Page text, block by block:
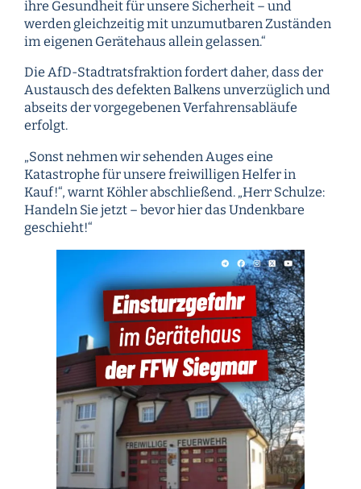
ihre Gesundheit für unsere Sicherheit – und
werden gleichzeitig mit unzumutbaren Zuständen
im eigenen Gerätehaus allein gelassen.“
Die AfD-Stadtratsfraktion fordert daher, dass der
Austausch des defekten Balkens unverzüglich und
abseits der vorgegebenen Verfahrensabläufe
erfolgt.
„Sonst nehmen wir sehenden Auges eine
Katastrophe für unsere freiwilligen Helfer in
Kauf!“, warnt Köhler abschließend. „Herr Schulze:
Handeln Sie jetzt – bevor hier das Undenkbare
geschieht!“